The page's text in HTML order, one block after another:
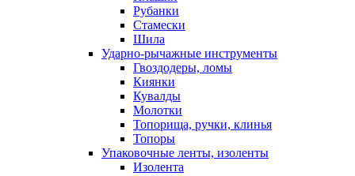
Рубанки
Стамески
Шила
Ударно-рычажные инструменты
Гвоздодеры, ломы
Киянки
Кувалды
Молотки
Топорища, ручки, клинья
Топоры
Упаковочные ленты, изоленты
Изолента